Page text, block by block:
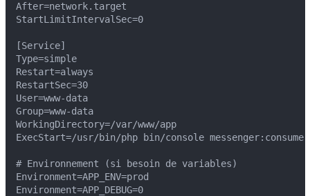
After=network.target
StartLimitIntervalSec=0
[Service]
Type=simple
Restart=always
RestartSec=30
User=www-data
Group=www-data
WorkingDirectory=/var/www/app
ExecStart=/usr/bin/php bin/console
# Environnement (si besoin de variables)
Environment=APP_ENV=prod
Environment=APP_DEBUG=0